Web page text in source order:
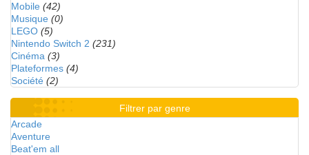
Mobile (42)
Musique (0)
LEGO (5)
Nintendo Switch 2 (231)
Cinéma (3)
Plateformes (4)
Société (2)
Filtrer par genre
Arcade
Aventure
Beat'em all